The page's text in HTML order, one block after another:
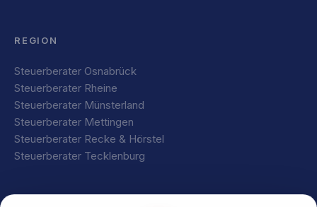
REGION
Steuerberater Osnabrück
Steuerberater Rheine
Steuerberater Münsterland
Steuerberater Mettingen
Steuerberater Recke & Hörstel
Steuerberater Tecklenburg